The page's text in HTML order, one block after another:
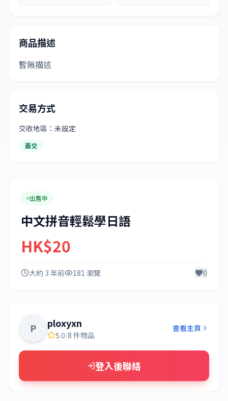
商品描述
暫無描述
交易方式
交收地區：未設定
面交
出售中
中文拼音輕鬆學日語
HK$20
大約 3 年前 181 瀏覽 0
P ploxyxn
5.0|8 件物品
查看主頁
登入後聯絡